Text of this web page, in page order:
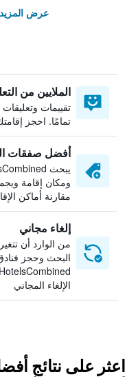
عرض المزيد
الملايين من
تقييمات
تمامًا. احجز
أفضل صفقات
ومكان إقامة
مقارنة أماكن
إلغاء مجاني
من الوارد أن
البحث وحجز
الإلغاء المجاني
اعثر على نتائج